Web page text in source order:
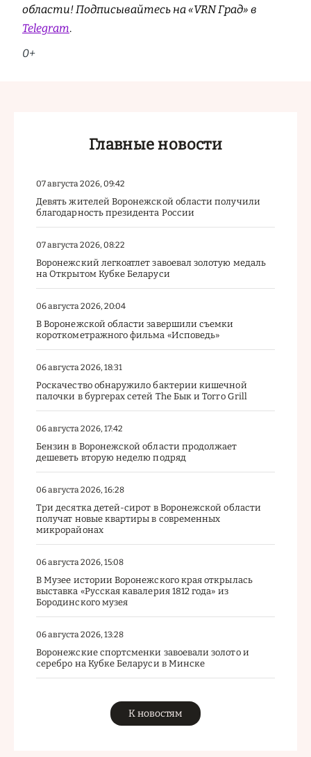
области! Подписывайтесь на «VRN Град» в
Telegram.
0+
Главные новости
07 августа 2026, 09:42
Девять жителей Воронежской области получили
благодарность президента России
07 августа 2026, 08:22
Воронежский легкоатлет завоевал золотую медаль
на Открытом Кубке Беларуси
06 августа 2026, 20:04
В Воронежской области завершили съемки
короткометражного фильма «Исповедь»
06 августа 2026, 18:31
Роскачество обнаружило бактерии кишечной
палочки в бургерах сетей The Бык и Torro Grill
06 августа 2026, 17:42
Бензин в Воронежской области продолжает
дешеветь вторую неделю подряд
06 августа 2026, 16:28
Три десятка детей-сирот в Воронежской области
получат новые квартиры в современных
микрорайонах
06 августа 2026, 15:08
В Музее истории Воронежского края открылась
выставка «Русская кавалерия 1812 года» из
Бородинского музея
06 августа 2026, 13:28
Воронежские спортсменки завоевали золото и
серебро на Кубке Беларуси в Минске
К новостям